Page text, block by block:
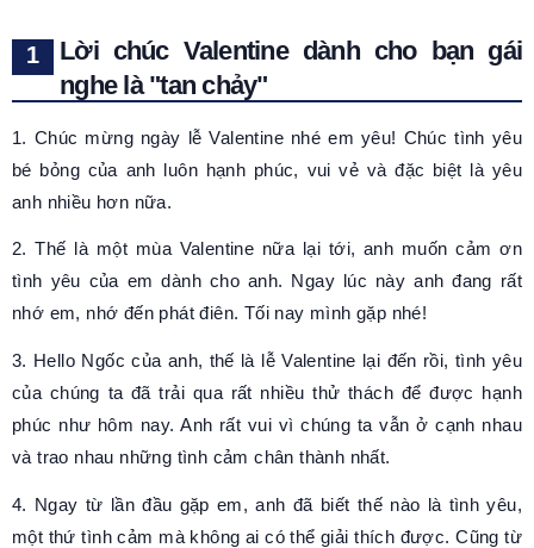
Lời chúc Valentine dành cho bạn gái
nghe là "tan chảy"
1. Chúc mừng ngày lễ Valentine nhé em yêu! Chúc tình yêu
bé bỏng của anh luôn hạnh phúc, vui vẻ và đặc biệt là yêu
anh nhiều hơn nữa.
2. Thế là một mùa Valentine nữa lại tới, anh muốn cảm ơn
tình yêu của em dành cho anh. Ngay lúc này anh đang rất
nhớ em, nhớ đến phát điên. Tối nay mình gặp nhé!
3. Hello Ngốc của anh, thế là lễ Valentine lại đến rồi, tình yêu
của chúng ta đã trải qua rất nhiều thử thách để được hạnh
phúc như hôm nay. Anh rất vui vì chúng ta vẫn ở cạnh nhau
và trao nhau những tình cảm chân thành nhất.
4. Ngay từ lần đầu gặp em, anh đã biết thế nào là tình yêu,
một thứ tình cảm mà không ai có thể giải thích được. Cũng từ